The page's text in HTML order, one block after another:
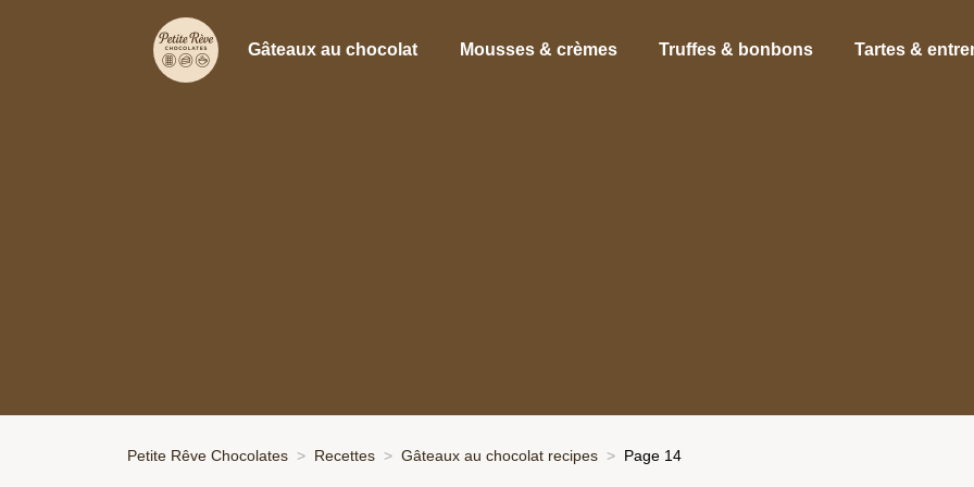
Gâteaux au chocolat Mousses & crèmes Truffes & bonbons Tartes &
Petite Rêve Chocolates Recettes Gâteaux au chocolat recipes Page 14